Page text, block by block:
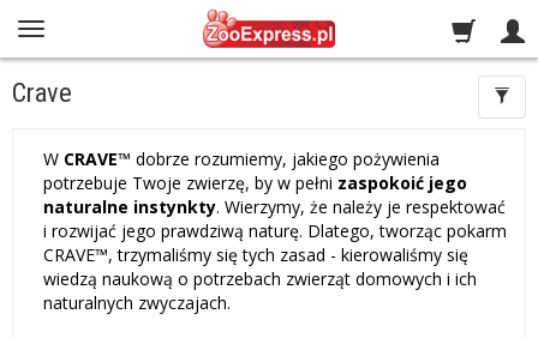
Crave
W CRAVE™ dobrze rozumiemy, jakiego pożywienia
potrzebuje Twoje zwierzę, by w pełni zaspokoić jego
naturalne instynkty. Wierzymy, że należy je respektować
i rozwijać jego prawdziwą naturę. Dlatego, tworząc pokarm
CRAVE™, trzymaliśmy się tych zasad - kierowaliśmy się
wiedzą naukową o potrzebach zwierząt domowych i ich
naturalnych zwyczajach.